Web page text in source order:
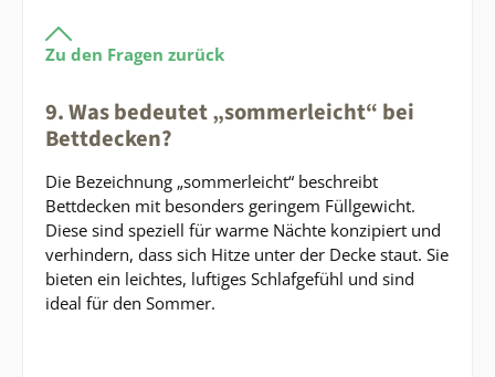
Zu den Fragen zurück
9. Was bedeutet „sommerleicht“ bei
Bettdecken?
Die Bezeichnung „sommerleicht“ beschreibt
Bettdecken mit besonders geringem Füllgewicht.
Diese sind speziell für warme Nächte konzipiert und
verhindern, dass sich Hitze unter der Decke staut. Sie
bieten ein leichtes, luftiges Schlafgefühl und sind
ideal für den Sommer.